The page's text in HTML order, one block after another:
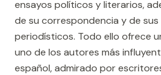
ensayos políticos y literarios,
de su correspondencia y de
periodísticos. Todo ello ofrece
uno de los autores más
español, admirado por